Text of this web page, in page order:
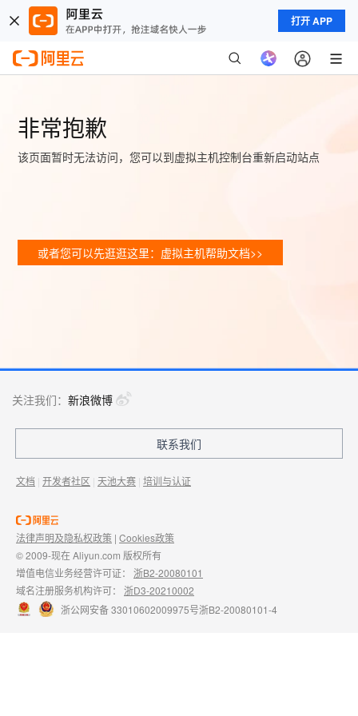
打开 APP
非常抱歉
该页面暂时无法访问，您可以到虚拟主机控制台重新启动站点
或者您可以先逛逛这里：虚拟主机帮助文档>>